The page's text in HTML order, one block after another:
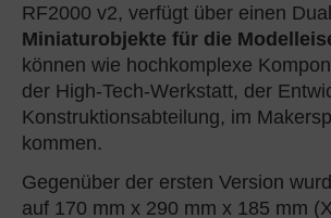
RF2000 v2, verfügt über einen
Miniaturobjekte für die
können wie hochkomplexe
der High-Tech-Werkstatt, der
Konstruktionsabteilung, im
kommen.
Gegenüber der ersten Version
auf 170 mm x 290 mm x 185 mm